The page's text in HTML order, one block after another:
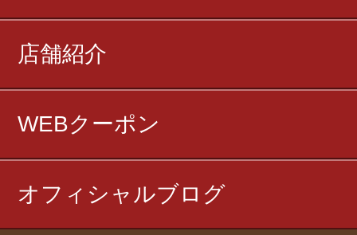
店舗紹介
WEBクーポン
オフィシャルブログ